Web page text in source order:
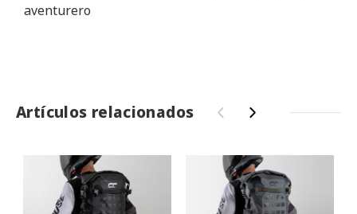
aventurero
Artículos relacionados ‹ ›